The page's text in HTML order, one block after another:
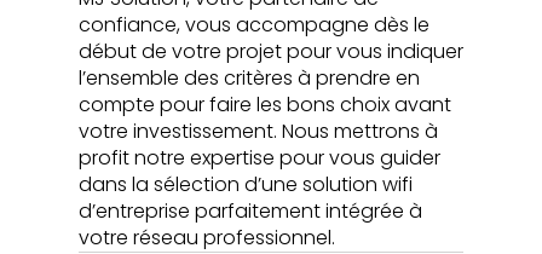
confiance, vous accompagne dès le
début de votre projet pour vous indiquer
l’ensemble des critères à prendre en
compte pour faire les bons choix avant
votre investissement. Nous mettrons à
profit notre expertise pour vous guider
dans la sélection d’une solution wifi
d’entreprise parfaitement intégrée à
votre réseau professionnel.